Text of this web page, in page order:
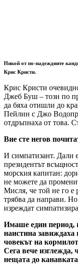
Никой от по-надеждните
Крис Кристи.
Крис Кристи
Джеб Буш – този по
да бяха отишли до
Пейлин с Джо
отдръпнаха от това.
Вие сте негов
И симпатизант. Дали
президентът
морския капитан:
не можете да
Мисля, че той не го е
трябва да направи.
изреждат
Имаше един период,
наистина завиждаха
човекът на
Сега вече изглежда,
нещата до